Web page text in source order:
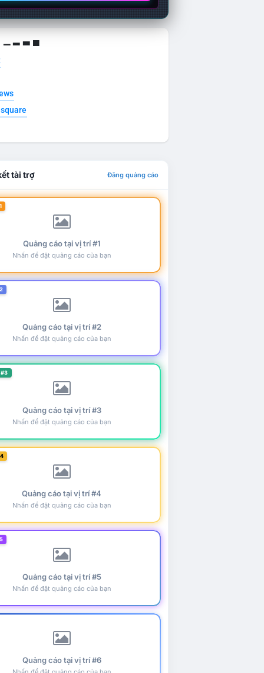
▁ ▂ ▃ ▄
tài trợ Đăng quảng cáo
Quảng cáo tại vị trí #1
Nhấn để đặt quảng cáo của bạn
Quảng cáo tại vị trí #2
Nhấn để đặt quảng cáo của bạn
Quảng cáo tại vị trí #3
Nhấn để đặt quảng cáo của bạn
Quảng cáo tại vị trí #4
Nhấn để đặt quảng cáo của bạn
Quảng cáo tại vị trí #5
Nhấn để đặt quảng cáo của bạn
Quảng cáo tại vị trí #6